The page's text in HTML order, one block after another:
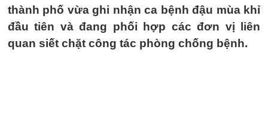
thành phố vừa ghi nhận ca bệnh đậu mùa khỉ
đầu tiên và đang phối hợp các đơn vị liên
quan siết chặt công tác phòng chống bệnh.